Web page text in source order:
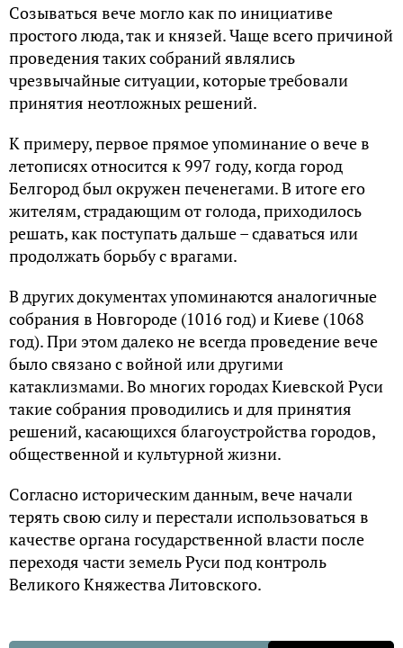
Созываться вече могло как по инициативе
простого люда, так и князей. Чаще всего причиной
проведения таких собраний являлись
чрезвычайные ситуации, которые требовали
принятия неотложных решений.
К примеру, первое прямое упоминание о вече в
летописях относится к 997 году, когда город
Белгород был окружен печенегами. В итоге его
жителям, страдающим от голода, приходилось
решать, как поступать дальше – сдаваться или
продолжать борьбу с врагами.
В других документах упоминаются аналогичные
собрания в Новгороде (1016 год) и Киеве (1068
год). При этом далеко не всегда проведение вече
было связано с войной или другими
катаклизмами. Во многих городах Киевской Руси
такие собрания проводились и для принятия
решений, касающихся благоустройства городов,
общественной и культурной жизни.
Согласно историческим данным, вече начали
терять свою силу и перестали использоваться в
качестве органа государственной власти после
переходя части земель Руси под контроль
Великого Княжества Литовского.